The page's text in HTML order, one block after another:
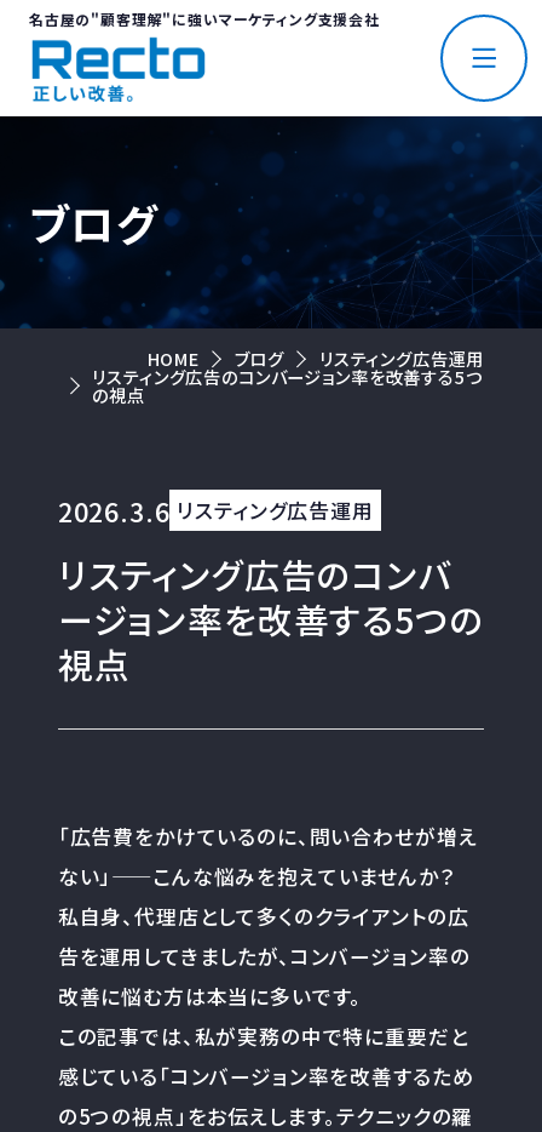
名古屋の"顧客理解"に強いマーケティング支援会社
ブログ
HOME ブログ リスティング広告運用
リスティング広告のコンバージョン率を改善する5つ
の視点
2026.3.6 リスティング広告運用
リスティング広告のコンバ
ージョン率を改善する5つの
視点
「広告費をかけているのに、問い合わせが増え
ない」——こんな悩みを抱えていませんか？
私自身、代理店として多くのクライアントの広
告を運用してきましたが、コンバージョン率の
改善に悩む方は本当に多いです。
この記事では、私が実務の中で特に重要だと
感じている「コンバージョン率を改善するため
の5つの視点」をお伝えします。テクニックの羅